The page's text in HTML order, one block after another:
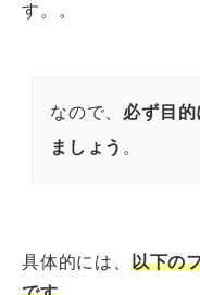
す。。
なので、 必ず目
ましょう 。
具体的には、 以下の